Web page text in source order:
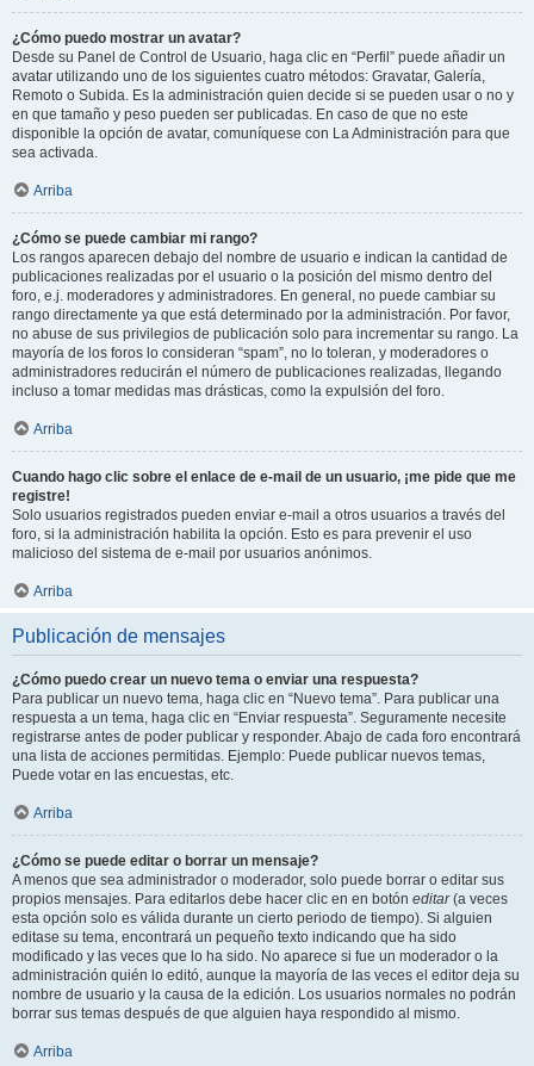
¿Cómo puedo mostrar un avatar?
Desde su Panel de Control de Usuario, haga clic en “Perfil” puede añadir un
avatar utilizando uno de los siguientes cuatro métodos: Gravatar, Galería,
Remoto o Subida. Es la administración quien decide si se pueden usar o no y
en que tamaño y peso pueden ser publicadas. En caso de que no este
disponible la opción de avatar, comuníquese con La Administración para que
sea activada.
Arriba
¿Cómo se puede cambiar mi rango?
Los rangos aparecen debajo del nombre de usuario e indican la cantidad de
publicaciones realizadas por el usuario o la posición del mismo dentro del
foro, e.j. moderadores y administradores. En general, no puede cambiar su
rango directamente ya que está determinado por la administración. Por favor,
no abuse de sus privilegios de publicación solo para incrementar su rango. La
mayoría de los foros lo consideran “spam”, no lo toleran, y moderadores o
administradores reducirán el número de publicaciones realizadas, llegando
incluso a tomar medidas mas drásticas, como la expulsión del foro.
Arriba
Cuando hago clic sobre el enlace de e-mail de un usuario, ¡me pide que me
registre!
Solo usuarios registrados pueden enviar e-mail a otros usuarios a través del
foro, si la administración habilita la opción. Esto es para prevenir el uso
malicioso del sistema de e-mail por usuarios anónimos.
Arriba
Publicación de mensajes
¿Cómo puedo crear un nuevo tema o enviar una respuesta?
Para publicar un nuevo tema, haga clic en “Nuevo tema”. Para publicar una
respuesta a un tema, haga clic en “Enviar respuesta”. Seguramente necesite
registrarse antes de poder publicar y responder. Abajo de cada foro encontrará
una lista de acciones permitidas. Ejemplo: Puede publicar nuevos temas,
Puede votar en las encuestas, etc.
Arriba
¿Cómo se puede editar o borrar un mensaje?
A menos que sea administrador o moderador, solo puede borrar o editar sus
propios mensajes. Para editarlos debe hacer clic en en botón editar(a veces
esta opción solo es válida durante un cierto periodo de tiempo). Si alguien
editase su tema, encontrará un pequeño texto indicando que ha sido
modificado y las veces que lo ha sido. No aparece si fue un moderador o la
administración quién lo editó, aunque la mayoría de las veces el editor deja su
nombre de usuario y la causa de la edición. Los usuarios normales no podrán
borrar sus temas después de que alguien haya respondido al mismo.
Arriba